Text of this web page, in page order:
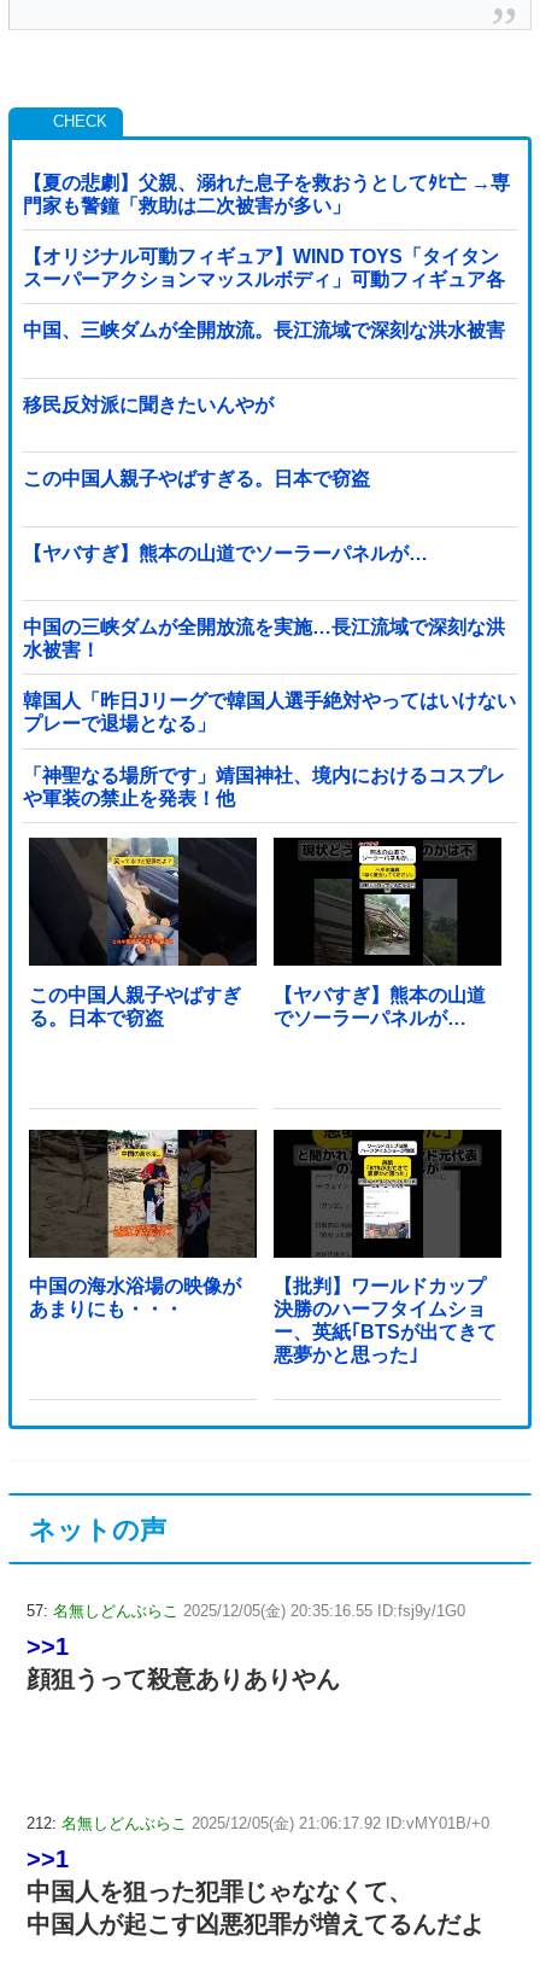
【夏の悲劇】父親、溺れた息子を救おうとしてﾀﾋ亡 →専
門家も警鐘「救助は二次被害が多い」
【オリジナル可動フィギュア】WIND TOYS「タイタン
スーパーアクションマッスルボディ」可動フィギュア各
種【予約開始】
中国、三峡ダムが全開放流。長江流域で深刻な洪水被害
移民反対派に聞きたいんやが
この中国人親子やばすぎる。日本で窃盗
【ヤバすぎ】熊本の山道でソーラーパネルが…
中国の三峡ダムが全開放流を実施…長江流域で深刻な洪
水被害！
韓国人「昨日Jリーグで韓国人選手絶対やってはいけない
プレーで退場となる」
「神聖なる場所です」靖国神社、境内におけるコスプレ
や軍装の禁止を発表！他
この中国人親子やばすぎ
る。日本で窃盗
【ヤバすぎ】熊本の山道
でソーラーパネルが…
中国の海水浴場の映像が
あまりにも・・・
【批判】ワールドカップ
決勝のハーフタイムショ
ー、英紙｢BTSが出てきて
悪夢かと思った｣
ネットの声
57: 名無しどんぶらこ 2025/12/05(金) 20:35:16.55 ID:fsj9y/1G0
>>1
顔狙うって殺意ありありやん
212: 名無しどんぶらこ 2025/12/05(金) 21:06:17.92 ID:vMY01B/+0
>>1
中国人を狙った犯罪じゃななくて、
中国人が起こす凶悪犯罪が増えてるんだよ